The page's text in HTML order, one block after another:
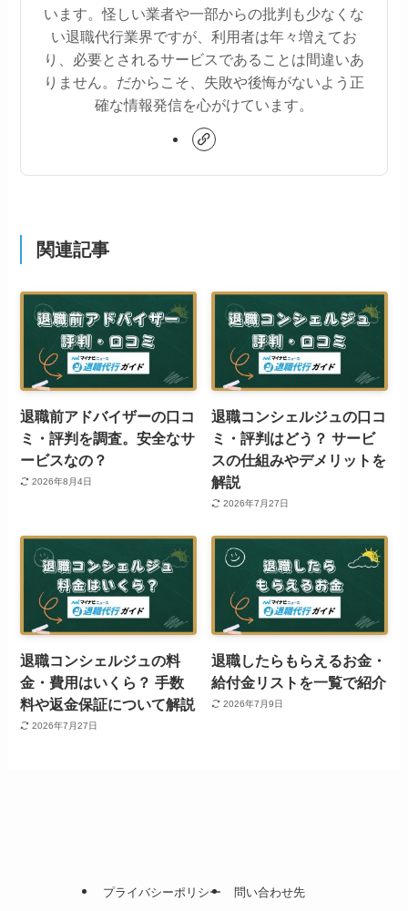
います。怪しい業者や一部からの批判も少なくな
い退職代行業界ですが、利用者は年々増えてお
り、必要とされるサービスであることは間違いあ
りません。だからこそ、失敗や後悔がないよう正
確な情報発信を心がけています。
関連記事
退職前アドバイザーの口コ
ミ・評判を調査。安全なサ
ービスなの？
2026年8月4日
退職コンシェルジュの口コ
ミ・評判はどう？ サービ
スの仕組みやデメリットを
解説
2026年7月27日
退職コンシェルジュの料
金・費用はいくら？ 手数
料や返金保証について解説
2026年7月27日
退職したらもらえるお金・
給付金リストを一覧で紹介
2026年7月9日
プライバシーポリシー 問い合わせ先